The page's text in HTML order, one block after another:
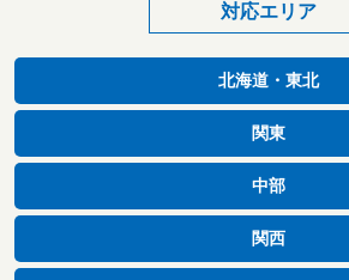
対応エリア
北海道・東北
関東
中部
関西